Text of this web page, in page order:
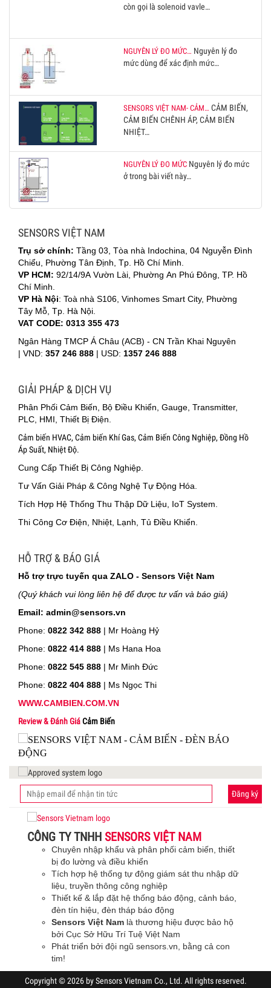
còn gọi là solenoid vavle…
NGUYÊN LÝ ĐO MỨC… Nguyên lý đo
mức dùng để xác định mức…
SENSORS VIỆT NAM- CẢM… CẢM BIẾN,
CẢM BIẾN CHÊNH ÁP, CẢM BIẾN
NHIỆT…
NGUYÊN LÝ ĐO MỨC Nguyên lý đo mức
ở trong bài viết này…
SENSORS VIỆT NAM
Trụ sở chính: Tầng 03, Tòa nhà Indochina, 04 Nguyễn Đình
Chiểu, Phường Tân Định, Tp. Hồ Chí Minh.
VP HCM: 92/14/9A Vườn Lài, Phường An Phú Đông, TP. Hồ
Chí Minh.
VP Hà Nội: Toà nhà S106, Vinhomes Smart City, Phường
Tây Mỗ, Tp. Hà Nội.
VAT CODE: 0313 355 473
Ngân Hàng TMCP Á Châu (ACB) - CN Trần Khai Nguyên
| VND: 357 246 888 | USD: 1357 246 888
GIẢI PHÁP & DỊCH VỤ
Phân Phối Cảm Biến, Bộ Điều Khiển, Gauge, Transmitter,
PLC, HMI, Thiết Bị Điện.
Cảm biến HVAC, Cảm biến Khí Gas, Cảm Biến Công Nghiệp, Đồng Hồ
Áp Suất, Nhiệt Độ.
Cung Cấp Thiết Bị Công Nghiệp.
Tư Vấn Giải Pháp & Công Nghệ Tự Động Hóa.
Tích Hợp Hệ Thống Thu Thập Dữ Liệu, IoT System.
Thi Công Cơ Điện, Nhiệt, Lạnh, Tủ Điều Khiển.
HỖ TRỢ & BÁO GIÁ
Hỗ trợ trực tuyến qua ZALO - Sensors Việt Nam
(Quý khách vui lòng liên hệ để được tư vấn và báo giá)
Email: admin@sensors.vn
Phone: 0822 342 888 | Mr Hoàng Hỷ
Phone: 0822 414 888 | Ms Hana Hoa
Phone: 0822 545 888 | Mr Minh Đức
Phone: 0822 404 888 | Ms Ngọc Thi
WWW.CAMBIEN.COM.VN
Review & Đánh GiáCảm Biến
Đăng ký
CÔNG TY TNHH SENSORS VIỆT NAM
Chuyên nhập khẩu và phân phối cảm biến, thiết
bị đo lường và điều khiển
Tích hợp hệ thống tự động giám sát thu nhập dữ
liệu, truyền thông công nghiệp
Thiết kế & lắp đặt hệ thống báo động, cảnh báo,
đèn tín hiệu, đèn tháp báo động
Sensors Việt Nam là thương hiệu được bảo hộ
bởi Cục Sở Hữu Trí Tuệ Việt Nam
Phát triển bởi đội ngũ sensors.vn, bằng cả con
tim!
Copyright © 2026 by Sensors Vietnam Co., Ltd. All rights reserved.